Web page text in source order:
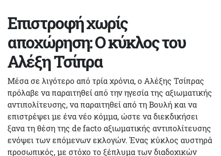
Επιστροφή χωρίς
αποχώρηση: Ο κύκλος του
Αλέξη Τσίπρα
Μέσα σε λιγότερο από τρία χρόνια, ο Αλέξης Τσίπρας
πρόλαβε να παραιτηθεί από την ηγεσία της αξιωματικής
αντιπολίτευσης, να παραιτηθεί από τη Βουλή και να
επιστρέψει με ένα νέο κόμμα, ώστε να διεκδικήσει
ξανα τη θέση της de facto αξιωματικής αντιπολίτευσης
ενόψει των επόμενων εκλογών. Ένας κύκλος αυστηρά
προσωπικός, με στόχο το ξέπλυμα των διαδοχικών